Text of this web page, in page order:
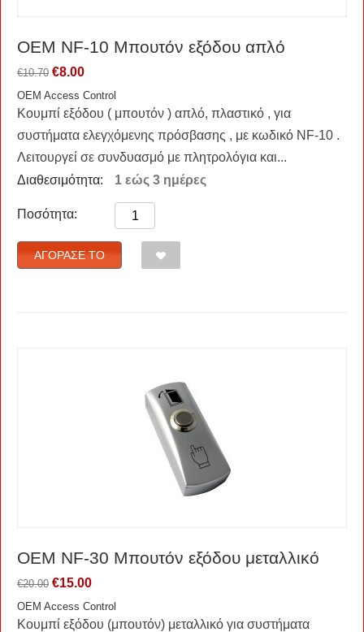
OEM NF-10 Μπουτόν εξόδου απλό
€10.70 €8.00
OEM Access Control
Κουμπί εξόδου ( μπουτόν ) απλό, πλαστικό , για
συστήματα ελεγχόμενης πρόσβασης , με κωδικό NF-10 .
Λειτουργεί σε συνδυασμό με πλητρολόγια και...
Διαθεσιμότητα:
1 εώς 3 ημέρες
Ποσότητα:
ΑΓΌΡΑΣΈ ΤΟ
OEM NF-30 Μπουτόν εξόδου μεταλλικό
€20.00 €15.00
OEM Access Control
Κουμπί εξόδου (μπουτόν) μεταλλικό για συστήματα